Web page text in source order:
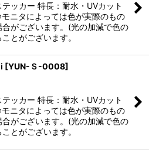
ッカー 特長：耐水・UVカット
ニタによっては色が実際のもの
合がございます。(光の加減で色の
とがございます。
[YUN-Ｓ-0008]
ッカー 特長：耐水・UVカット
ニタによっては色が実際のもの
合がございます。(光の加減で色の
とがございます。